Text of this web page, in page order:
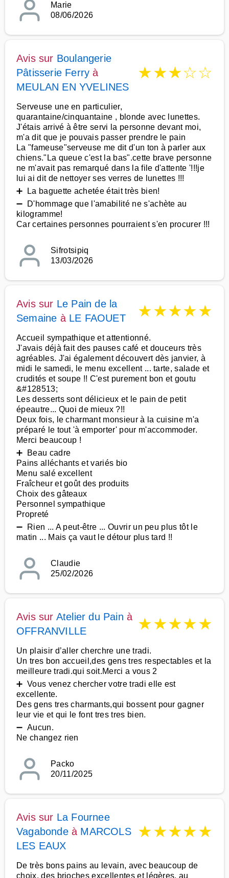
Marie
08/06/2026
Avis sur Boulangerie
Pâtisserie Ferry à
MEULAN EN YVELINES
★★★☆☆
Serveuse une en particulier,
quarantaine/cinquantaine , blonde avec lunettes.
J'étais arrivé à être servi la personne devant moi,
m'a dit que je pouvais passer prendre le pain
La "fameuse"serveuse me dit d'un ton à parler aux
chiens."La queue c'est la bas".cette brave personne
ne m'avait pas remarqué dans la file d'attente '!!!je
lui ai dit de nettoyer ses verres de lunettes !!!
➕ La baguette achetée était très bien!
➖ D'hommage que l'amabilité ne s'achète au
kilogramme!
Car certaines personnes pourraient s'en procurer !!!
Sifrotsipiq
13/03/2026
Avis sur Le Pain de la
Semaine à LE FAOUET ★★★★★
Accueil sympathique et attentionné.
J'avais déjà fait des pauses café et douceurs très
agréables. J'ai également découvert dès janvier, à
midi le samedi, le menu excellent ... tarte, salade et
crudités et soupe !! C'est purement bon et goutu
&#128513;
Les desserts sont délicieux et le pain de petit
épeautre... Quoi de mieux ?!!
Deux fois, le charmant monsieur à la cuisine m'a
préparé le tout 'à emporter' pour m'accommoder.
Merci beaucoup !
➕ Beau cadre
Pains alléchants et variés bio
Menu salé excellent
Fraîcheur et goût des produits
Choix des gâteaux
Personnel sympathique
Propreté
➖ Rien ... A peut-être ... Ouvrir un peu plus tôt le
matin ... Mais ça vaut le détour plus tard !!
Claudie
25/02/2026
Avis sur Atelier du Pain à
OFFRANVILLE
★★★★★
Un plaisir d’aller cherchre une tradi.
Un tres bon accueil,des gens tres respectables et la
meilleure tradi.qui soit.Merci a vous 2
➕ Vous venez chercher votre tradi elle est
excellente.
Des gens tres charmants,qui bossent pour gagner
leur vie et qui le font tres tres bien.
➖ Aucun.
Ne changez rien
Packo
20/11/2025
Avis sur La Fournee
Vagabondeà MARCOLS
LES EAUX
★★★★★
De très bons pains au levain, avec beaucoup de
choix, des brioches excellentes et légères, au